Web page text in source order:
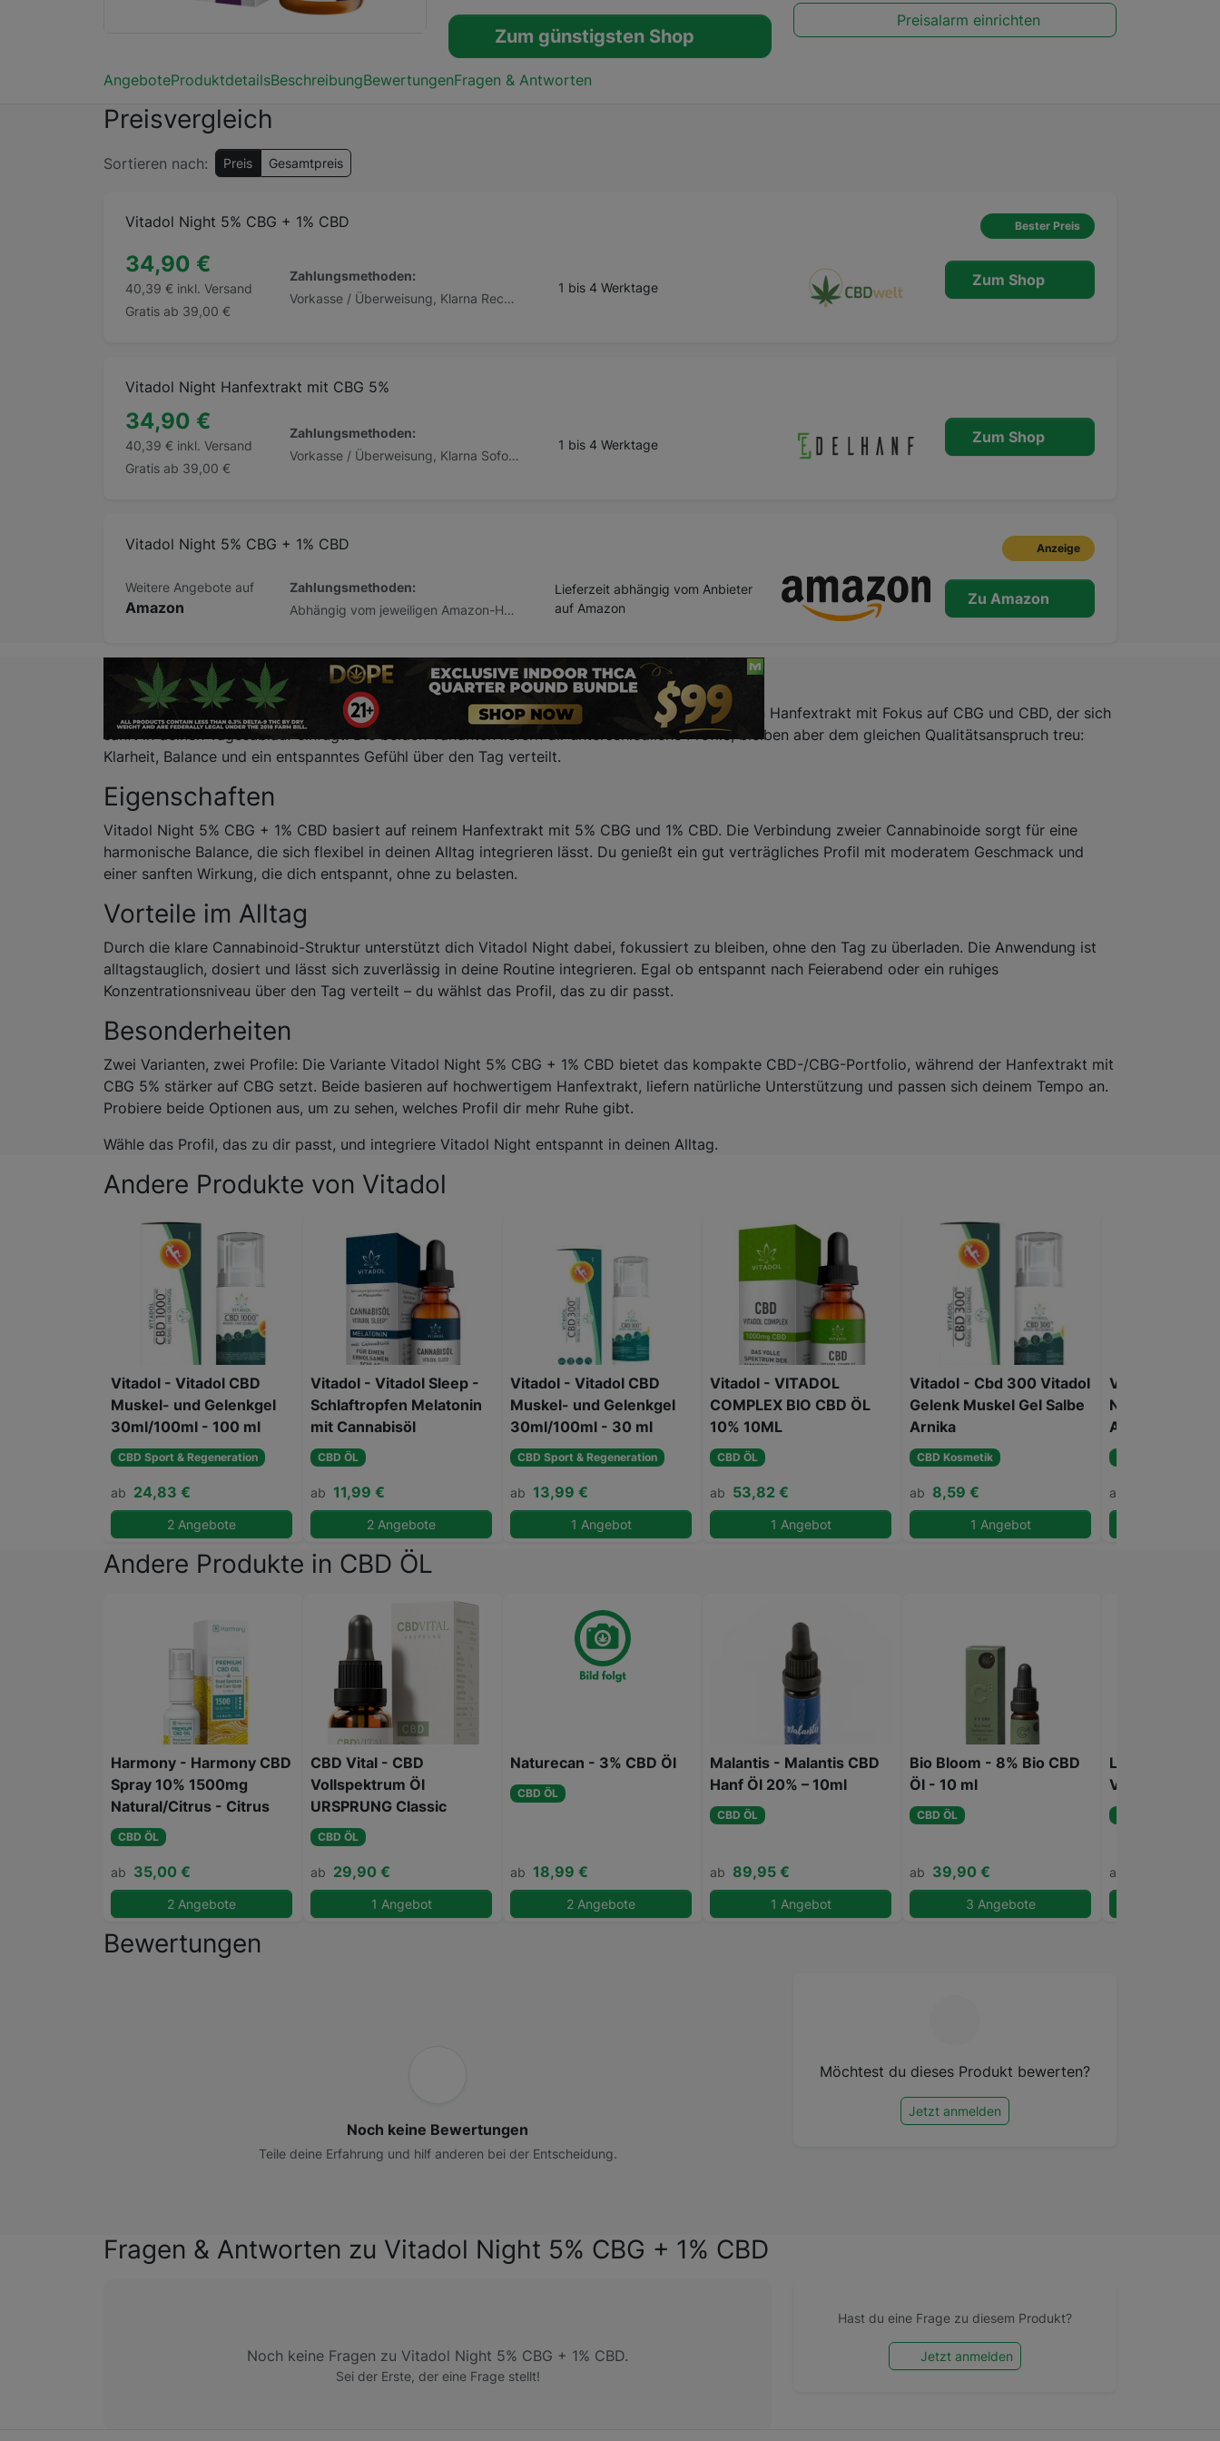
Zum günstigsten Shop
Preisalarm einrichten
AngeboteProduktdetailsBeschreibungBewertungenFragen & Antworten
Preisvergleich
Sortieren nach: Preis Gesamtpreis
Vitadol Night 5% CBG + 1% CBD Bester Preis
34,90 €
40,39 € inkl. Versand
Gratis ab 39,00 €
Zahlungsmethoden:
Vorkasse / Überweisung, Klarna Rechnung, Klarna Ratenkauf
1 bis 4 Werktage Zum Shop
Vitadol Night Hanfextrakt mit CBG 5%
34,90 €
40,39 € inkl. Versand
Gratis ab 39,00 €
Zahlungsmethoden:
Vorkasse / Überweisung, Klarna Sofortüberweisung, Klarna Rechnung, Klarna Ratenkauf
1 bis 4 Werktage Zum Shop
Vitadol Night 5% CBG + 1% CBD Anzeige
Weitere Angebote auf
Amazon
Zahlungsmethoden:
Abhängig vom jeweiligen Amazon-Händler
Lieferzeit abhängig vom Anbieter
auf Amazon
Zu Amazon
Beschreibung
Du suchst eine natürliche Unterstützung für deinen Alltag? Vitadol Night bietet dir hochwertigen Hanfextrakt mit Fokus auf CBG und CBD, der sich
sanft in deinen Tagesablauf einfügt. Die beiden Varianten liefern dir unterschiedliche Profile, bleiben aber dem gleichen Qualitätsanspruch treu:
Klarheit, Balance und ein entspanntes Gefühl über den Tag verteilt.
Eigenschaften
Vitadol Night 5% CBG + 1% CBD basiert auf reinem Hanfextrakt mit 5% CBG und 1% CBD. Die Verbindung zweier Cannabinoide sorgt für eine
harmonische Balance, die sich flexibel in deinen Alltag integrieren lässt. Du genießt ein gut verträgliches Profil mit moderatem Geschmack und
einer sanften Wirkung, die dich entspannt, ohne zu belasten.
Vorteile im Alltag
Durch die klare Cannabinoid-Struktur unterstützt dich Vitadol Night dabei, fokussiert zu bleiben, ohne den Tag zu überladen. Die Anwendung ist
alltagstauglich, dosiert und lässt sich zuverlässig in deine Routine integrieren. Egal ob entspannt nach Feierabend oder ein ruhiges
Konzentrationsniveau über den Tag verteilt – du wählst das Profil, das zu dir passt.
Besonderheiten
Zwei Varianten, zwei Profile: Die Variante Vitadol Night 5% CBG + 1% CBD bietet das kompakte CBD-/CBG-Portfolio, während der Hanfextrakt mit
CBG 5% stärker auf CBG setzt. Beide basieren auf hochwertigem Hanfextrakt, liefern natürliche Unterstützung und passen sich deinem Tempo an.
Probiere beide Optionen aus, um zu sehen, welches Profil dir mehr Ruhe gibt.
Wähle das Profil, das zu dir passt, und integriere Vitadol Night entspannt in deinen Alltag.
Andere Produkte von Vitadol
Vitadol - Vitadol CBD
Muskel- und Gelenkgel
30ml/100ml - 100 ml
CBD Sport & Regeneration
ab 24,83 €
2 Angebote
Vitadol - Vitadol Sleep -
Schlaftropfen Melatonin
mit Cannabisöl
CBD ÖL
ab 11,99 €
2 Angebote
Vitadol - Vitadol CBD
Muskel- und Gelenkgel
30ml/100ml - 30 ml
CBD Sport & Regeneration
ab 13,99 €
1 Angebot
Vitadol - VITADOL
COMPLEX BIO CBD ÖL
10% 10ML
CBD ÖL
ab 53,82 €
1 Angebot
Vitadol - Cbd 300 Vitadol
Gelenk Muskel Gel Salbe
Arnika
CBD Kosmetik
ab 8,59 €
1 Angebot
Vitadol -
Nacken Roll-
Aromapflege
ab
Andere Produkte in CBD ÖL
Harmony - Harmony CBD
Spray 10% 1500mg
Natural/Citrus - Citrus
CBD ÖL
ab 35,00 €
2 Angebote
CBD Vital - CBD
Vollspektrum Öl
URSPRUNG Classic
CBD ÖL
ab 29,90 €
1 Angebot
Naturecan - 3% CBD Öl
CBD ÖL
ab 18,99 €
2 Angebote
Malantis - Malantis CBD
Hanf Öl 20% – 10ml
CBD ÖL
ab 89,95 €
1 Angebot
Bio Bloom - 8% Bio CBD
Öl - 10 ml
CBD ÖL
ab 39,90 €
3 Angebote
Lucky Hemp -
Vollspektrum -
ab
Bewertungen
Noch keine Bewertungen
Teile deine Erfahrung und hilf anderen bei der Entscheidung.
Möchtest du dieses Produkt bewerten?
Jetzt anmelden
Fragen & Antworten zu Vitadol Night 5% CBG + 1% CBD
Noch keine Fragen zu Vitadol Night 5% CBG + 1% CBD.
Sei der Erste, der eine Frage stellt!
Hast du eine Frage zu diesem Produkt?
Jetzt anmelden